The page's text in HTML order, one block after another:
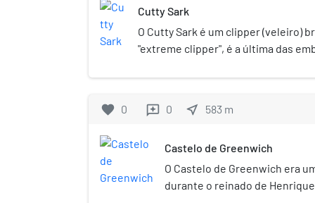
Cutty Sark
O Cutty Sark é um clipper (veleiro)
"extreme clipper", é a última das
favorite 0 reviews 0 near_me 583 m
Castelo de Greenwich
O Castelo de Greenwich era
durante o reinado de